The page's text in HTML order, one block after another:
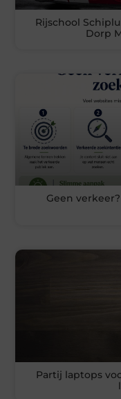
Rijschool
Dorp
Geen
Partij laptops